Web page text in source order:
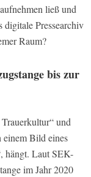
ließ und
digitale Pressearchiv
Raum?
bis zur
und
einem Bild eines
hängt. Laut SEK-
im Jahr 2020